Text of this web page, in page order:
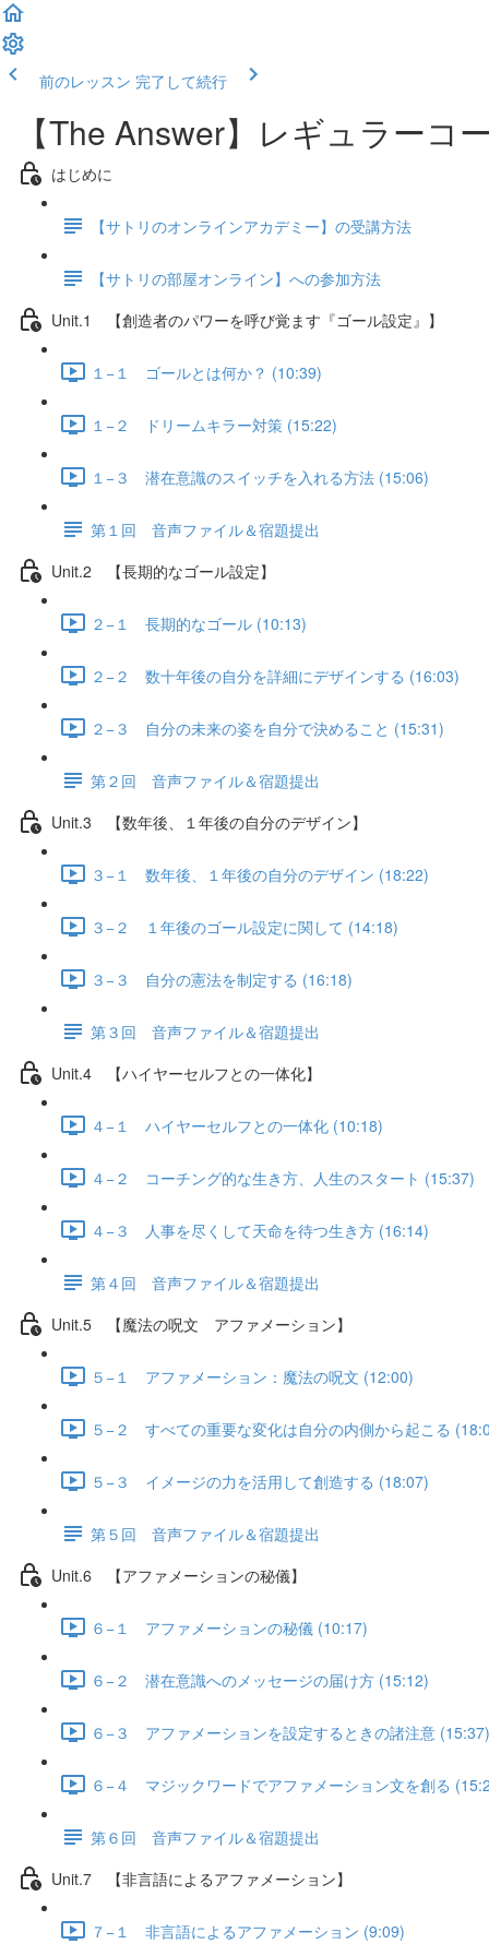
前のレッスン 完了して続行
【The Answer】レギュラーコ
はじめに
【サトリのオンラインアカデミー】の受講方法
【サトリの部屋オンライン】への参加方法
Unit.1 【創造者のパワーを呼び覚ます『ゴール設定』】
１−１ ゴールとは何か？ (10:39)
１−２ ドリームキラー対策 (15:22)
１−３ 潜在意識のスイッチを入れる方法 (15:06)
第１回 音声ファイル＆宿題提出
Unit.2 【長期的なゴール設定】
２−１ 長期的なゴール (10:13)
２−２ 数十年後の自分を詳細にデザインする (16:03)
２−３ 自分の未来の姿を自分で決めること (15:31)
第２回 音声ファイル＆宿題提出
Unit.3 【数年後、１年後の自分のデザイン】
３−１ 数年後、１年後の自分のデザイン (18:22)
３−２ １年後のゴール設定に関して (14:18)
３−３ 自分の憲法を制定する (16:18)
第３回 音声ファイル＆宿題提出
Unit.4 【ハイヤーセルフとの一体化】
４−１ ハイヤーセルフとの一体化 (10:18)
４−２ コーチング的な生き方、人生のスタート (15:37)
４−３ 人事を尽くして天命を待つ生き方 (16:14)
第４回 音声ファイル＆宿題提出
Unit.5 【魔法の呪文 アファメーション】
５−１ アファメーション：魔法の呪文 (12:00)
５−２ すべての重要な変化は自分の内側から起こる
５−３ イメージの力を活用して創造する (18:07)
第５回 音声ファイル＆宿題提出
Unit.6 【アファメーションの秘儀】
６−１ アファメーションの秘儀 (10:17)
６−２ 潜在意識へのメッセージの届け方 (15:12)
６−３ アファメーションを設定するときの諸注意 (15:37)
６−４ マジックワードでアファメーション文を創る
第６回 音声ファイル＆宿題提出
Unit.7 【非言語によるアファメーション】
７−１ 非言語によるアファメーション (9:09)